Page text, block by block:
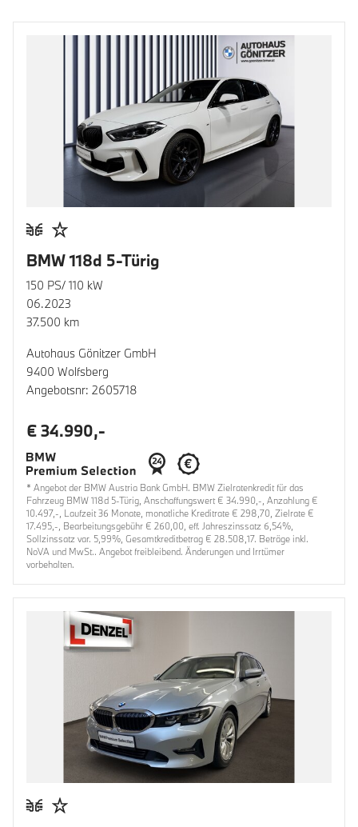
BMW 118d 5-Türig
150 PS/ 110 kW
06.2023
37.500 km
Autohaus Gönitzer GmbH
9400 Wolfsberg
Angebotsnr: 2605718
€ 34.990,-
* Angebot der BMW Austria Bank GmbH. BMW Zielratenkredit für das
Fahrzeug BMW 118d 5-Türig, Anschaffungswert € 34.990,-, Anzahlung €
10.497,-, Laufzeit 36 Monate, monatliche Kreditrate € 298,70, Zielrate €
17.495,-, Bearbeitungsgebühr € 260,00, eff. Jahreszinssatz 6,54%,
Sollzinssatz var. 5,99%, Gesamtkreditbetrag € 28.508,17. Beträge inkl.
NoVA und MwSt.. Angebot freibleibend. Änderungen und Irrtümer
vorbehalten.